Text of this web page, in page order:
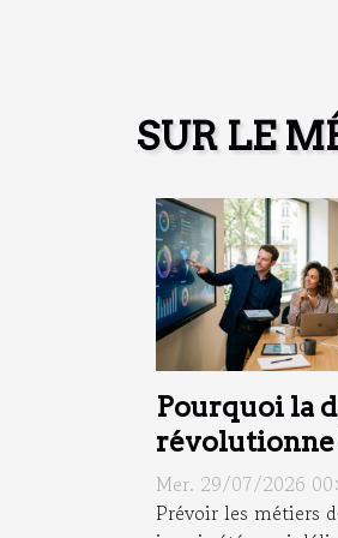
SUR LE
Pourquoi la
révolutionne
gestion
Mer. 29/07/2026
Prévoir les métiers